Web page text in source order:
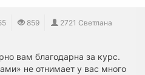
859
2721 Светлана
вам благодарна за курс.
не отнимает у вас много